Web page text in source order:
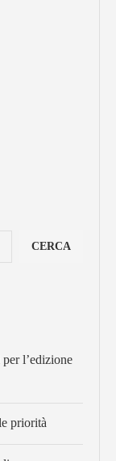
CERCA
l’edizione
priorità